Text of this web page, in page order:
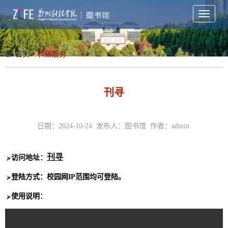
Toggle
首页>科研服务
刊寻
日期：2024-10-24 发布人：图书馆 作者：admin
访问地址： 刊寻
登陆方式：校园网IP范围均可登陆。
使用说明 ：